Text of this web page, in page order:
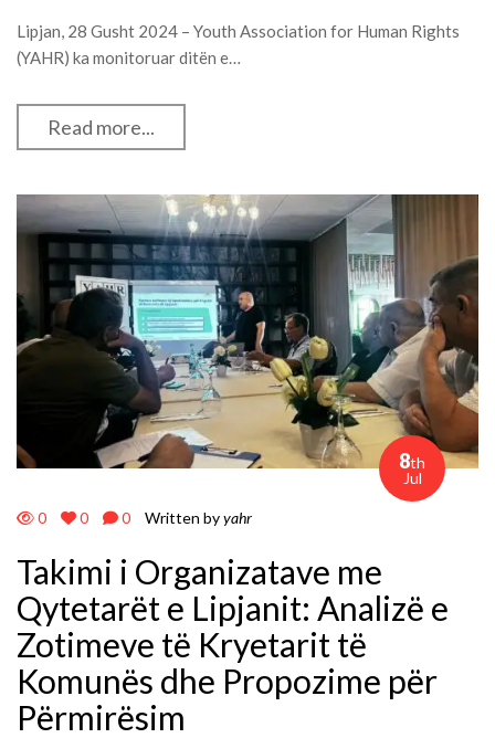
Lipjan, 28 Gusht 2024 – Youth Association for Human Rights
(YAHR) ka monitoruar ditën e…
Read more...
8th
Jul
0 0 0 Written byyahr
Takimi i Organizatave me
Qytetarët e Lipjanit: Analizë e
Zotimeve të Kryetarit të
Komunës dhe Propozime për
Përmirësim